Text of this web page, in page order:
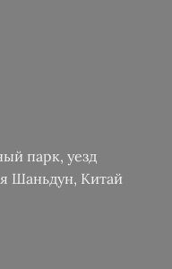
парк, уезд
Шаньдун, Китай